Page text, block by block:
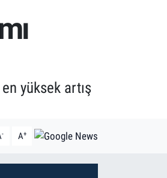
yüksek artış
- A+